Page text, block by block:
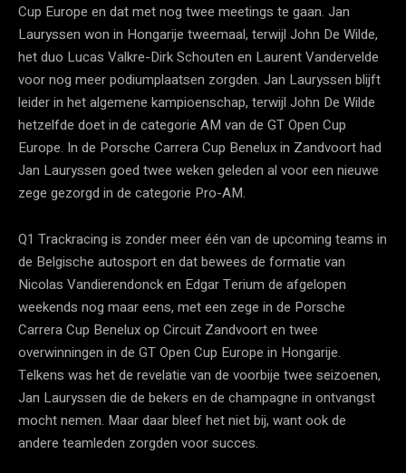
Cup Europe en dat met nog twee meetings te gaan. Jan
Lauryssen won in Hongarije tweemaal, terwijl John De Wilde,
het duo Lucas Valkre-Dirk Schouten en Laurent Vandervelde
voor nog meer podiumplaatsen zorgden. Jan Lauryssen blijft
leider in het algemene kampioenschap, terwijl John De Wilde
hetzelfde doet in de categorie AM van de GT Open Cup
Europe. In de Porsche Carrera Cup Benelux in Zandvoort had
Jan Lauryssen goed twee weken geleden al voor een nieuwe
zege gezorgd in de categorie Pro-AM.
Q1 Trackracing is zonder meer één van de upcoming teams in
de Belgische autosport en dat bewees de formatie van
Nicolas Vandierendonck en Edgar Terium de afgelopen
weekends nog maar eens, met een zege in de Porsche
Carrera Cup Benelux op Circuit Zandvoort en twee
overwinningen in de GT Open Cup Europe in Hongarije.
Telkens was het de revelatie van de voorbije twee seizoenen,
Jan Lauryssen die de bekers en de champagne in ontvangst
mocht nemen. Maar daar bleef het niet bij, want ook de
andere teamleden zorgden voor succes.